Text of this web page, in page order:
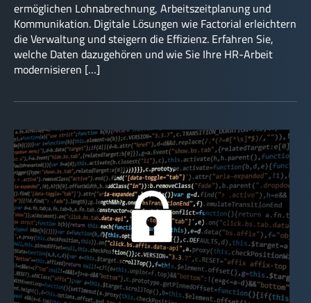
ermöglichen Lohnabrechnung, Arbeitszeitplanung und
Kommunikation. Digitale Lösungen wie Factorial erleichtern
die Verwaltung und steigern die Effizienz. Erfahren Sie,
welche Daten dazugehören und wie Sie Ihre HR-Arbeit
modernisieren […]